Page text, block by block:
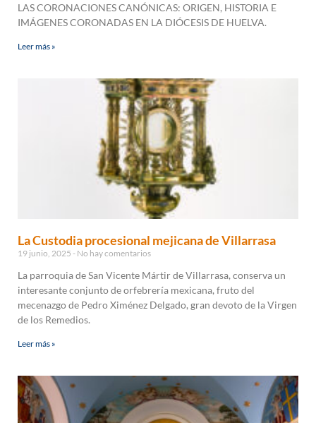
LAS CORONACIONES CANÓNICAS: ORIGEN, HISTORIA E
IMÁGENES CORONADAS EN LA DIÓCESIS DE HUELVA.
Leer más »
La Custodia procesional mejicana de Villarrasa
19 junio, 2025 No hay comentarios
La parroquia de San Vicente Mártir de Villarrasa, conserva un
interesante conjunto de orfebrería mexicana, fruto del
mecenazgo de Pedro Ximénez Delgado, gran devoto de la Virgen
de los Remedios.
Leer más »